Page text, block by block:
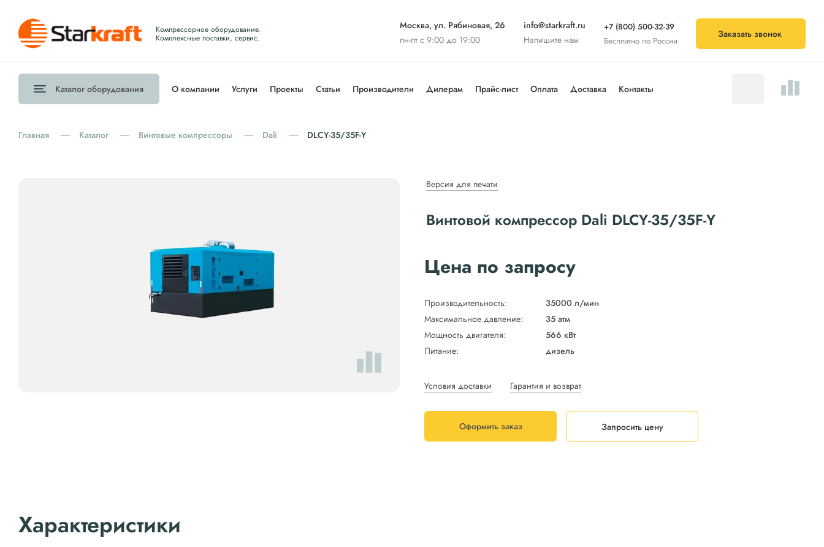
Компрессорное оборудование.
Комплексные поставки, сервис.
Москва, ул. Рябиновая, 26
пн-пт с 9:00 до 19:00
info@starkraft.ru
Напишите нам
+7 (800) 500-32-39
Бесплатно по России
Заказать звонок
Каталог оборудования О компании Услуги Проекты Статьи Производители Дилерам Прайс-лист Оплата Доставка Контакты
Главная Каталог Винтовые компрессоры Dali DLCY-35/35F-Y
Версия для печати
Винтовой компрессор Dali DLCY-35/35F-Y
Цена по запросу
Производительность:
35000 л/мин
Максимальное давление:
35 атм
Мощность двигателя:
566 кВт
Питание:
дизель
Условия доставки Гарантия и возврат
Оформить заказ Запросить цену
Характеристики